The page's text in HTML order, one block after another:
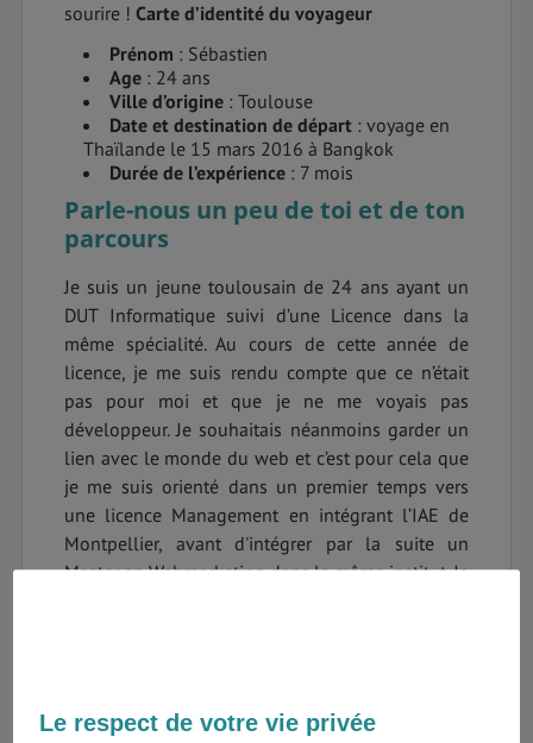
sourire ! Carte d’identité du voyageur
Prénom : Sébastien
Age : 24 ans
Ville d’origine : Toulouse
Date et destination de départ : voyage en
Thaïlande le 15 mars 2016 à Bangkok
Durée de l’expérience : 7 mois
Parle-nous un peu de toi et de ton
parcours
Je suis un jeune toulousain de 24 ans ayant un
DUT Informatique suivi d’une Licence dans la
même spécialité. Au cours de cette année de
licence, je me suis rendu compte que ce n’était
pas pour moi et que je ne me voyais pas
développeur. Je souhaitais néanmoins garder un
lien avec le monde du web et c’est pour cela que
je me suis orienté dans un premier temps vers
une licence Management en intégrant l’IAE de
Montpellier, avant d'intégrer par la suite un
Master en Webmarketing dans le même institut. Je
faire un tour dans le monde ?
Le respect de votre vie privée